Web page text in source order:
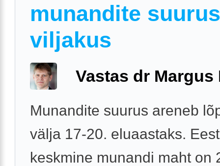
munandite
viljakus
Vastas dr Margus
Munandite suurus areneb
välja 17-20. eluaastaks.
keskmine munandi maht on